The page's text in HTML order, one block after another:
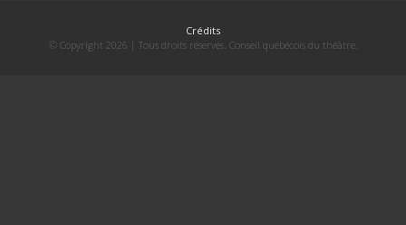
Crédits
© Copyright 2026 | Tous droits réservés. Conseil québécois du théâtre.